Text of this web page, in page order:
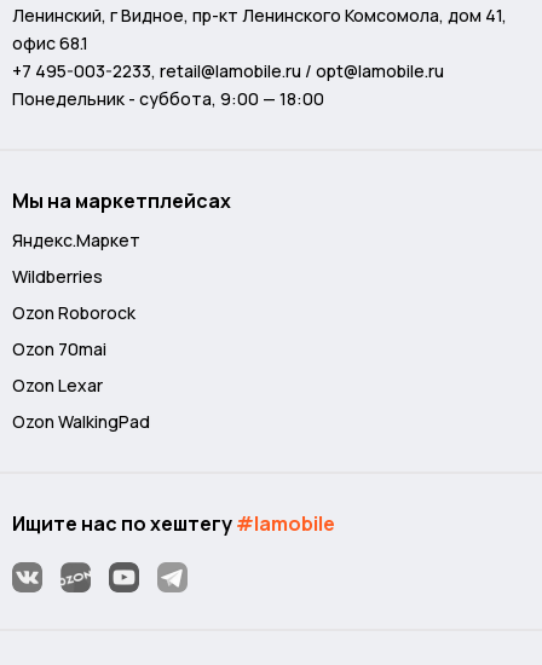
Высокоточный датчик давления
мобильному приложению
Следите дистанционно за ходом тренировки и меняйте режимы
Ленинский, г Видное, пр-кт Ленинского Комсомола, дом 41,
офис 68.1
+7 495-003-2233, retail@lamobile.ru / opt@lamobile.ru
Понедельник - суббота, 9:00 — 18:00
Мы на маркетплейсах
Яндекс.Маркет
Wildberries
Ozon Roborock
Ozon 70mai
Ozon Lexar
Ozon WalkingPad
Ищите нас по хештегу#lamobile